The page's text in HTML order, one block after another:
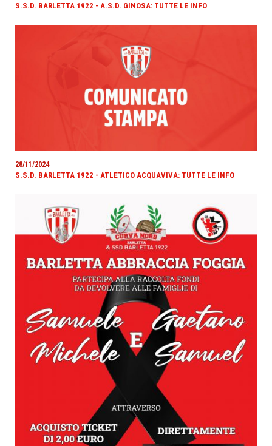
S.S.D. BARLETTA 1922 - A.S.D. GINOSA: TUTTE LE INFO
28/11/2024
S.S.D. BARLETTA 1922 - ATLETICO ACQUAVIVA: TUTTE LE INFO